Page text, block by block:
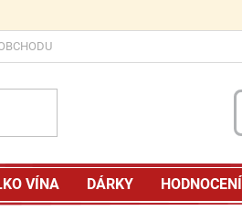
VÍNA DÁRKY HODNOCENÍ